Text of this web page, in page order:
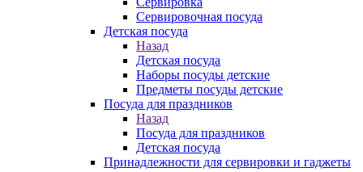
Сервировочная посуда
Детская посуда
Назад
Детская посуда
Наборы посуды детские
Предметы посуды детские
Посуда для праздников
Назад
Посуда для праздников
Детская посуда
Принадлежности для сервировки и гаджеты